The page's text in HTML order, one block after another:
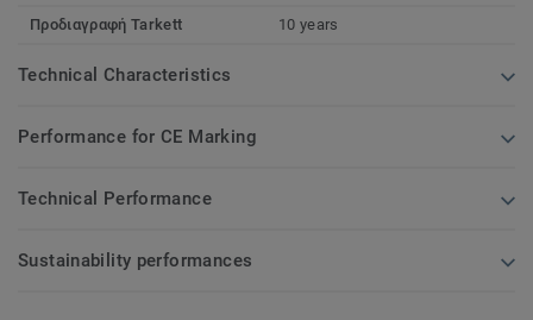
Προδιαγραφή Tarkett 10 years
Technical Characteristics
Performance for CE Marking
Technical Performance
Sustainability performances